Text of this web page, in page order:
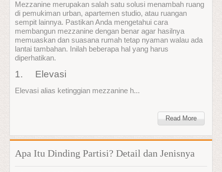
Mezzanine merupakan salah satu solusi menambah ruang
di pemukiman urban, apartemen studio, atau ruangan
sempit lainnya. Pastikan Anda mengetahui cara
membangun mezzanine dengan benar agar hasilnya
memuaskan dan suasana rumah tetap nyaman walau ada
lantai tambahan. Inilah beberapa hal yang harus
diperhatikan.
1. Elevasi
Elevasi alias ketinggian mezzanine h...
Read More
Apa Itu Dinding Partisi? Detail dan Jenisnya